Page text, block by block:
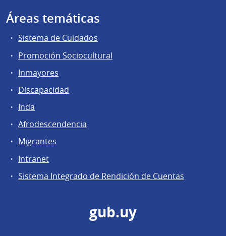
Áreas temáticas
Sistema de Cuidados
Promoción Sociocultural
Inmayores
Discapacidad
Inda
Afrodescendencia
Migrantes
Intranet
Sistema Integrado de Rendición de Cuentas
gub.uy